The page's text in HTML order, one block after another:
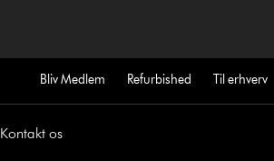
Bliv Medlem Refurbished Til erhverv
Kontakt os